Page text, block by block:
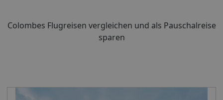
Colombes Flugreisen vergleichen und als Pauschalreise
sparen